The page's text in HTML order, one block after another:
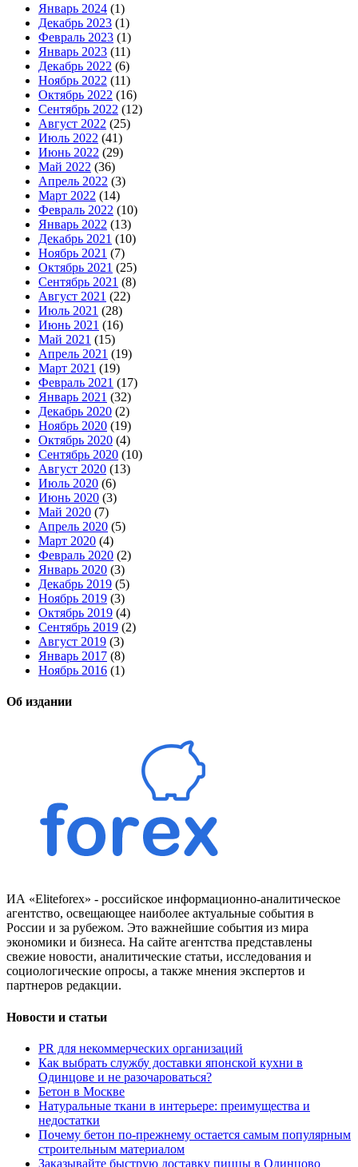
Январь 2024 (1)
Декабрь 2023 (1)
Февраль 2023 (1)
Январь 2023 (11)
Декабрь 2022 (6)
Ноябрь 2022 (11)
Октябрь 2022 (16)
Сентябрь 2022 (12)
Август 2022 (25)
Июль 2022 (41)
Июнь 2022 (29)
Май 2022 (36)
Апрель 2022 (3)
Март 2022 (14)
Февраль 2022 (10)
Январь 2022 (13)
Декабрь 2021 (10)
Ноябрь 2021 (7)
Октябрь 2021 (25)
Сентябрь 2021 (8)
Август 2021 (22)
Июль 2021 (28)
Июнь 2021 (16)
Май 2021 (15)
Апрель 2021 (19)
Март 2021 (19)
Февраль 2021 (17)
Январь 2021 (32)
Декабрь 2020 (2)
Ноябрь 2020 (19)
Октябрь 2020 (4)
Сентябрь 2020 (10)
Август 2020 (13)
Июль 2020 (6)
Июнь 2020 (3)
Май 2020 (7)
Апрель 2020 (5)
Март 2020 (4)
Февраль 2020 (2)
Январь 2020 (3)
Декабрь 2019 (5)
Ноябрь 2019 (3)
Октябрь 2019 (4)
Сентябрь 2019 (2)
Август 2019 (3)
Январь 2017 (8)
Ноябрь 2016 (1)
Об издании
ИА «Eliteforex» - российское информационно-аналитическое
агентство, освещающее наиболее актуальные события в
России и за рубежом. Это важнейшие события из мира
экономики и бизнеса. На сайте агентства представлены
свежие новости, аналитические статьи, исследования и
социологические опросы, а также мнения экспертов и
партнеров редакции.
Новости и статьи
PR для некоммерческих организаций
Как выбрать службу доставки японской кухни в
Одинцове и не разочароваться?
Бетон в Москве
Натуральные ткани в интерьере: преимущества и
недостатки
Почему бетон по-прежнему остается самым популярным
строительным материалом
Заказывайте быструю доставку пиццы в Одинцово